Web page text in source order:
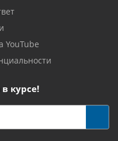
YouTube
в курсе!